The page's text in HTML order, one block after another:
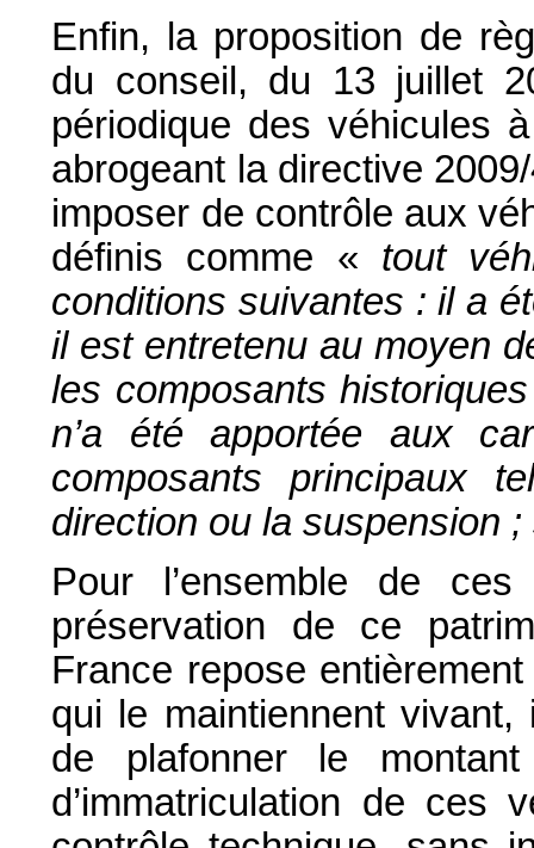
Enfin, la proposition de
du conseil, du 13 juillet
périodique des véhicules
abrogeant la directive
imposer de contrôle aux
définis comme « tout
conditions suivantes : il a
il est entretenu au moyen
les composants
n’a été apportée aux
composants principaux
direction ou la suspension
Pour l’ensemble de
préservation de ce
France repose
qui le maintiennent vivant,
de plafonner le
d’immatriculation de ces